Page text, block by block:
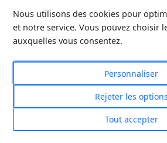
Actualités formation
Nous utilisons des cookies pour
et notre service. Vous pouvez choisir
auxquelles vous consentez.
Personnaliser
Rejeter les options
Tout accepter